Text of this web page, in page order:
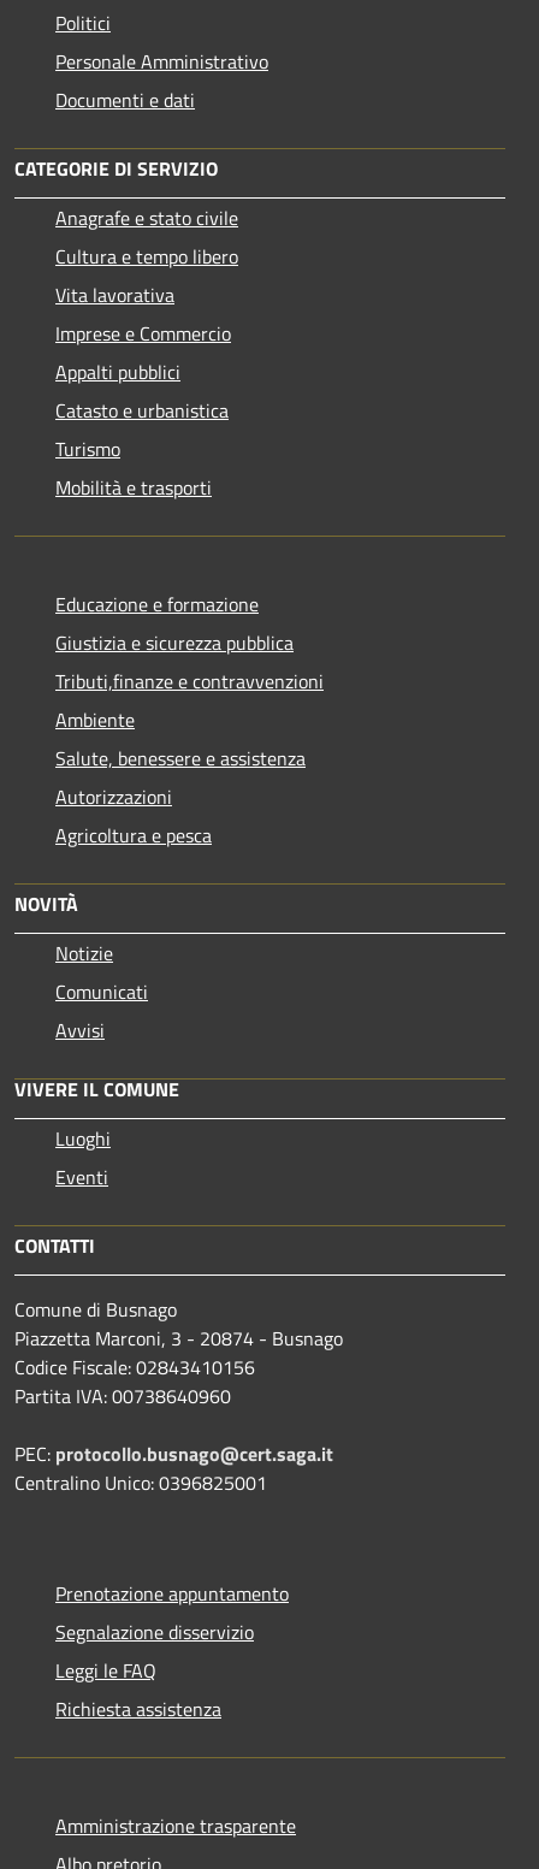
Politici
Personale Amministrativo
Documenti e dati
CATEGORIE DI SERVIZIO
Anagrafe e stato civile
Cultura e tempo libero
Vita lavorativa
Imprese e Commercio
Appalti pubblici
Catasto e urbanistica
Turismo
Mobilità e trasporti
Educazione e formazione
Giustizia e sicurezza pubblica
Tributi,finanze e contravvenzioni
Ambiente
Salute, benessere e assistenza
Autorizzazioni
Agricoltura e pesca
NOVITÀ
Notizie
Comunicati
Avvisi
VIVERE IL COMUNE
Luoghi
Eventi
CONTATTI
Comune di Busnago
Piazzetta Marconi, 3 - 20874 - Busnago
Codice Fiscale: 02843410156
Partita IVA: 00738640960
PEC: protocollo.busnago@cert.saga.it
Centralino Unico: 0396825001
Prenotazione appuntamento
Segnalazione disservizio
Leggi le FAQ
Richiesta assistenza
Amministrazione trasparente